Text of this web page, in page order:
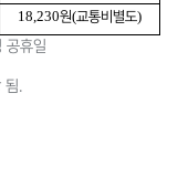
18,230원(교통비별도)
공휴일
됨.